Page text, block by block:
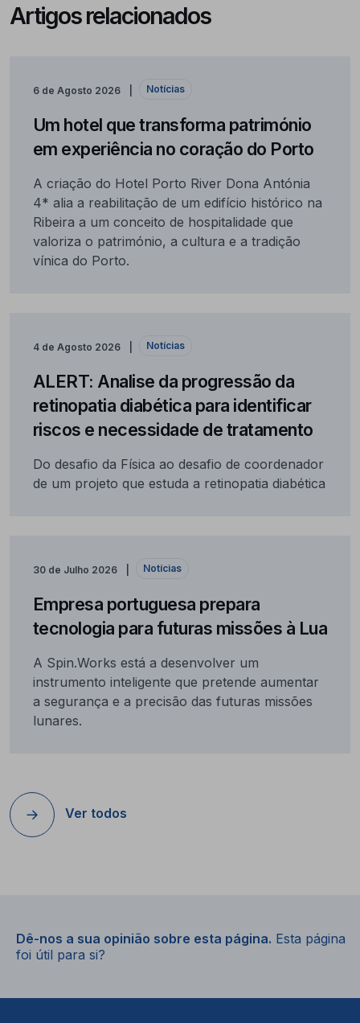
Artigos relacionados
6 de Agosto 2026 Notícias
Um hotel que transforma património
em experiência no coração do Porto
A criação do Hotel Porto River Dona Antónia
4* alia a reabilitação de um edifício histórico na
Ribeira a um conceito de hospitalidade que
valoriza o património, a cultura e a tradição
vínica do Porto.
4 de Agosto 2026 Notícias
ALERT: Analise da progressão da
retinopatia diabética para identificar
riscos e necessidade de tratamento
Do desafio da Física ao desafio de coordenador
de um projeto que estuda a retinopatia diabética
30 de Julho 2026 Notícias
Empresa portuguesa prepara
tecnologia para futuras missões à Lua
A Spin.Works está a desenvolver um
instrumento inteligente que pretende aumentar
a segurança e a precisão das futuras missões
lunares.
Ver todos
Dê-nos a sua opinião sobre esta página. Esta página
foi útil para si?